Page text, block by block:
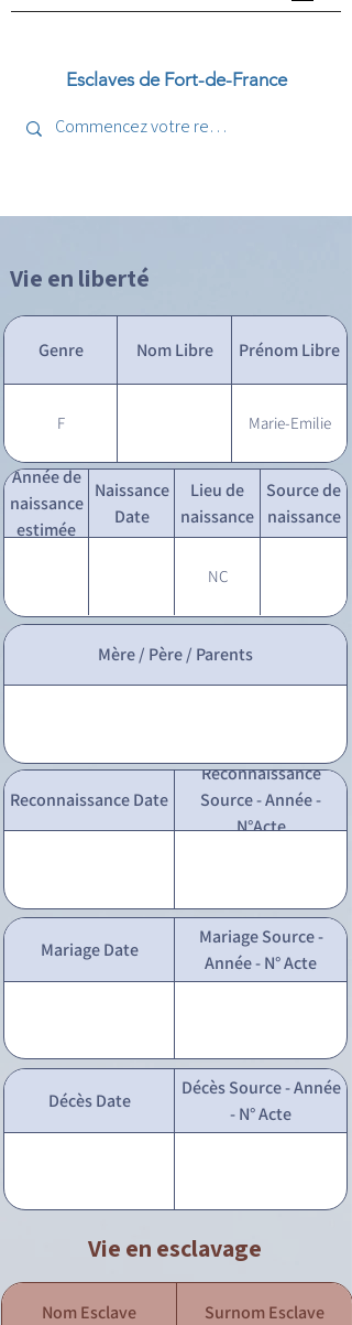
Esclaves de Fort-de-France
Vie en liberté
Genre Nom Libre Prénom Libre
F Marie-Emilie
Année de
naissance
estimée
Naissance
Date
Lieu de
naissance
Source de
naissance
NC
Mère / Père / Parents
Reconnaissance Date
Reconnaissance
Source - Année -
N°Acte
Mariage Date
Mariage Source -
Année - N° Acte
Décès Date
Décès Source - Année
- N° Acte
Vie en esclavage
Nom Esclave Surnom Esclave